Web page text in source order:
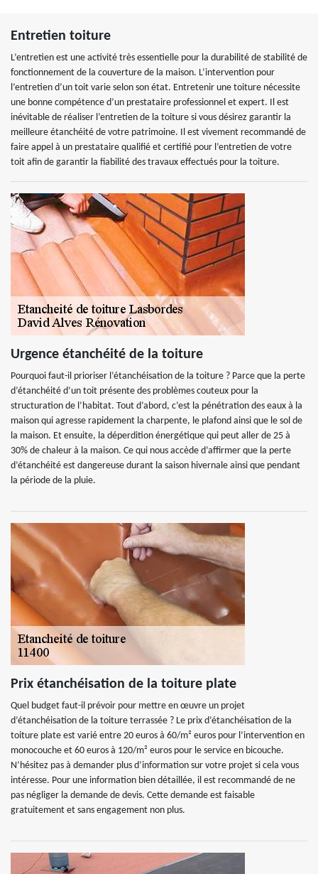
Entretien toiture
L’entretien est une activité très essentielle pour la durabilité de stabilité de
fonctionnement de la couverture de la maison. L’intervention pour
l’entretien d’un toit varie selon son état. Entretenir une toiture nécessite
une bonne compétence d’un prestataire professionnel et expert. Il est
inévitable de réaliser l’entretien de la toiture si vous désirez garantir la
meilleure étanchéité de votre patrimoine. Il est vivement recommandé de
faire appel à un prestataire qualifié et certifié pour l’entretien de votre
toit afin de garantir la fiabilité des travaux effectués pour la toiture.
Urgence étanchéité de la toiture
Pourquoi faut-il prioriser l’étanchéisation de la toiture ? Parce que la perte
d’étanchéité d’un toit présente des problèmes couteux pour la
structuration de l’habitat. Tout d’abord, c’est la pénétration des eaux à la
maison qui agresse rapidement la charpente, le plafond ainsi que le sol de
la maison. Et ensuite, la déperdition énergétique qui peut aller de 25 à
30% de chaleur à la maison. Ce qui nous accède d’affirmer que la perte
d’étanchéité est dangereuse durant la saison hivernale ainsi que pendant
la période de la pluie.
Prix étanchéisation de la toiture plate
Quel budget faut-il prévoir pour mettre en œuvre un projet
d’étanchéisation de la toiture terrassée ? Le prix d’étanchéisation de la
toiture plate est varié entre 20 euros à 60/m² euros pour l’intervention en
monocouche et 60 euros à 120/m² euros pour le service en bicouche.
N’hésitez pas à demander plus d’information sur votre projet si cela vous
intéresse. Pour une information bien détaillée, il est recommandé de ne
pas négliger la demande de devis. Cette demande est faisable
gratuitement et sans engagement non plus.